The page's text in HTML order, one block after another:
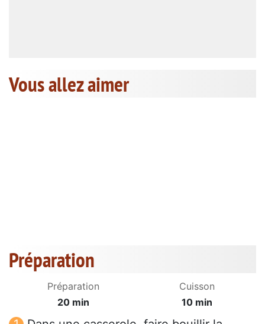
Vous allez aimer
Préparation
Préparation
20 min
Cuisson
10 min